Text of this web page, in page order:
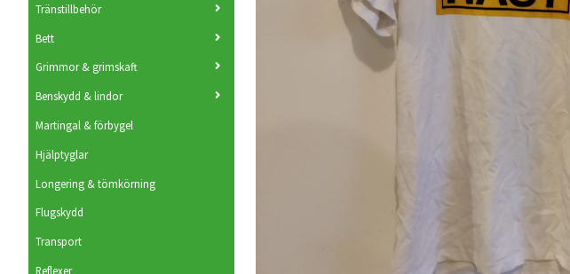
Tränstillbehör
Bett
Grimmor & grimskaft
Benskydd & lindor
Martingal & förbygel
Hjälptyglar
Longering & tömkörning
Flugskydd
Transport
Reflexer